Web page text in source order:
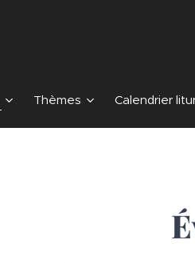
Thèmes Calendrier